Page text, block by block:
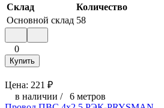
Склад
Количество
Основной склад 58
0
Купить
Цена: 221 ₽
в наличии / 6 метров